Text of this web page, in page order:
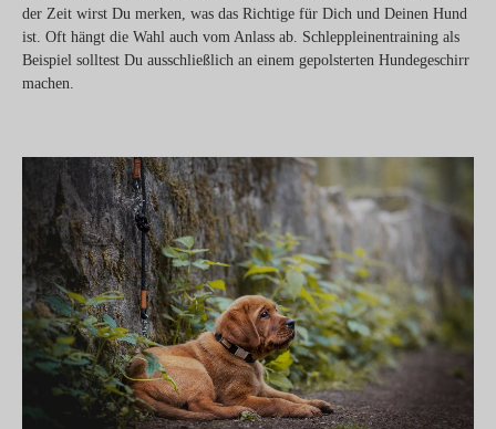
der Zeit wirst Du merken, was das Richtige für Dich und Deinen Hund
ist. Oft hängt die Wahl auch vom Anlass ab. Schleppleinentraining als
Beispiel solltest Du ausschließlich an einem gepolsterten Hundegeschirr
machen.